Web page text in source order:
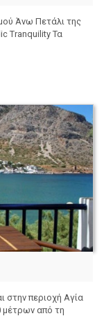
Άνω Πετάλι της
Tranquility Τα
στην περιοχή Αγία
από τη